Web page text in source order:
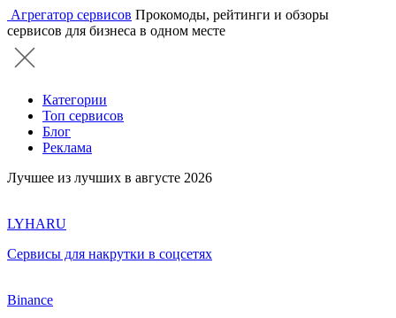
Агрегатор сервисов Прокомоды, рейтинги и обзоры
сервисов для бизнеса в одном месте
Категории
Топ сервисов
Блог
Реклама
Лучшее из лучших в августе 2026
LYHARU
Сервисы для накрутки в соцсетях
Binance